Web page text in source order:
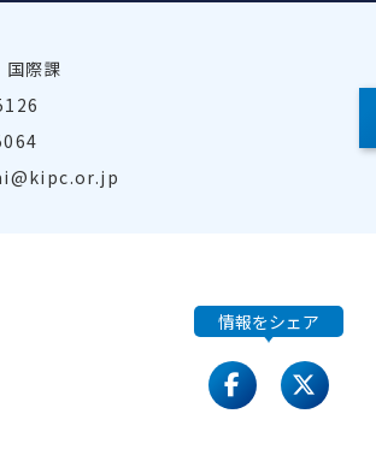
国際課
情報をシェア
facebooktwitter